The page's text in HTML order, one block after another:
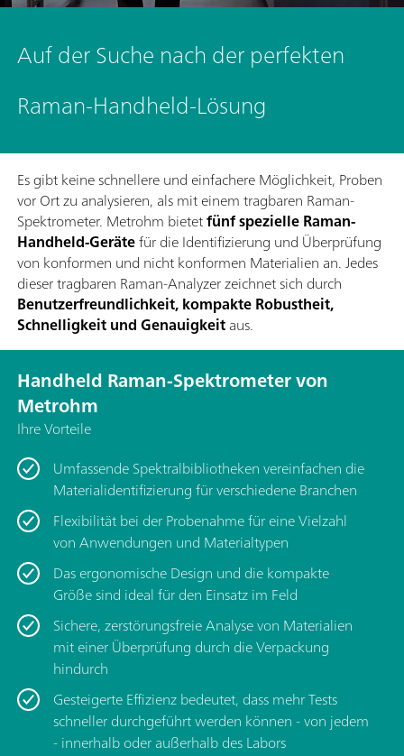
Auf der Suche nach der perfekten
Raman-Handheld-Lösung
Es gibt keine schnellere und einfachere Möglichkeit, Proben
vor Ort zu analysieren, als mit einem tragbaren Raman-
Spektrometer. Metrohm bietetfünf spezielle Raman-
Handheld-Gerätefür die Identifizierung und Überprüfung
von konformen und nicht konformen Materialien an. Jedes
dieser tragbaren Raman-Analyzer zeichnet sich durch
Benutzerfreundlichkeit, kompakte Robustheit,
Schnelligkeit und Genauigkeitaus.
Handheld Raman-Spektrometer von
Metrohm
Ihre Vorteile
Umfassende Spektralbibliotheken vereinfachen die
Materialidentifizierung für verschiedene Branchen
Flexibilität bei der Probenahme für eine Vielzahl
von Anwendungen und Materialtypen
Das ergonomische Design und die kompakte
Größe sind ideal für den Einsatz im Feld
Sichere, zerstörungsfreie Analyse von Materialien
mit einer Überprüfung durch die Verpackung
hindurch
Gesteigerte Effizienz bedeutet, dass mehr Tests
schneller durchgeführt werden können - von jedem
- innerhalb oder außerhalb des Labors